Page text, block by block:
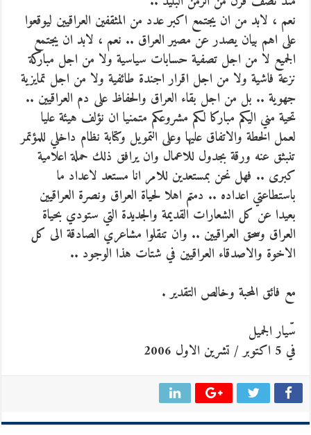
نعم ، لابد من ان يجتمع اكبر عدد من المثقفين العراقيين ليوقعوا
على اهم بيان يصدر عن مصير العراق .. نعم ، لابد ان يجتمع
الجميع لا من اجل تصفية حسابات سياسية ولا من اجل مباركة
نزعة فاشية ولا من اجل اقرار اجندة طائفية ولا من اجل تمايزية
جهوية .. بل من اجل بقاء العراق والحفاظ على دم العراقيين ..
تحية مني اليكم مباركا لكم مشروعكم متمنيا ان نؤلف هيئة عليا
لعمل الخطة والاتفاق عليها وعلى التمويل وكتابة نظام داخلي للمؤتمر
تنبثق عنه ورقة بجدول للاعمال وان يرافق ذلك حملة اعلامية
كبرى .. فهل نحن بمستعدين للامر انا مستعد لاعداد ما
باستطاعتي اعداده .. دمتم اهلا لحياة العراق ونصرة العراقيين
بعيدا عن كل الشعارات القديمة والجديدة التي ستودي بحياة
العراق وسحق العراقيين .. وان تنقلوا مشاعري الصادقة الى كل
الاخوة والاصدقاء العراقيين في شتات هذا الوجود ..
مع فائق المحبة وخالص التقدير .
سّيار الجميل
في 5 اكتوبر / تشرين الاول 2006